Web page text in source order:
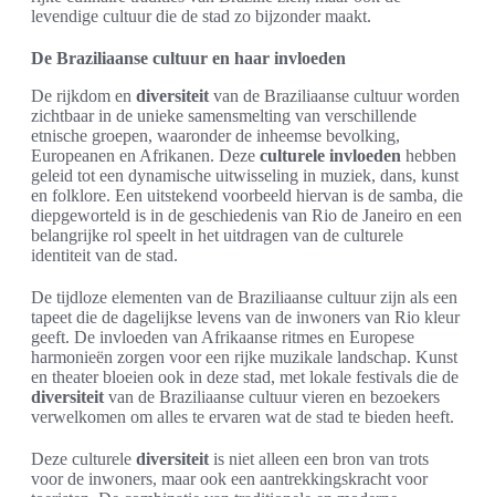
levendige cultuur die de stad zo bijzonder maakt.
De Braziliaanse cultuur en haar invloeden
De rijkdom en diversiteit van de Braziliaanse cultuur worden
zichtbaar in de unieke samensmelting van verschillende
etnische groepen, waaronder de inheemse bevolking,
Europeanen en Afrikanen. Deze culturele invloeden hebben
geleid tot een dynamische uitwisseling in muziek, dans, kunst
en folklore. Een uitstekend voorbeeld hiervan is de samba, die
diepgeworteld is in de geschiedenis van Rio de Janeiro en een
belangrijke rol speelt in het uitdragen van de culturele
identiteit van de stad.
De tijdloze elementen van de Braziliaanse cultuur zijn als een
tapeet die de dagelijkse levens van de inwoners van Rio kleur
geeft. De invloeden van Afrikaanse ritmes en Europese
harmonieën zorgen voor een rijke muzikale landschap. Kunst
en theater bloeien ook in deze stad, met lokale festivals die de
diversiteit van de Braziliaanse cultuur vieren en bezoekers
verwelkomen om alles te ervaren wat de stad te bieden heeft.
Deze culturele diversiteit is niet alleen een bron van trots
voor de inwoners, maar ook een aantrekkingskracht voor